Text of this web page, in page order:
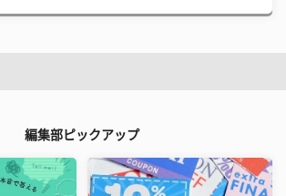
編集部ピックアップ